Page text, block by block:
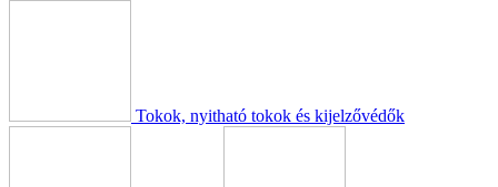
Tokok, nyitható tokok és kijelzővédők